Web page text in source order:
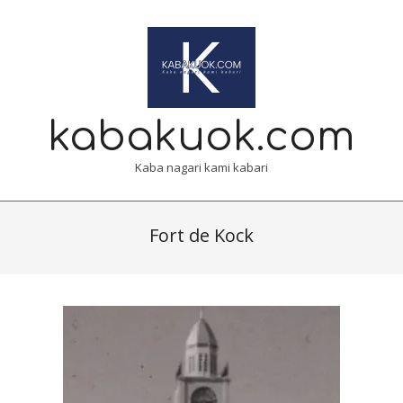
kabakuok.com
Kaba nagari kami kabari
Fort de Kock